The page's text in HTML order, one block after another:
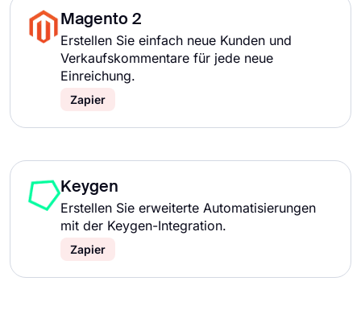
Magento 2
Erstellen Sie einfach neue Kunden und
Verkaufskommentare für jede neue
Einreichung.
Zapier
Keygen
Erstellen Sie erweiterte Automatisierungen
mit der Keygen-Integration.
Zapier